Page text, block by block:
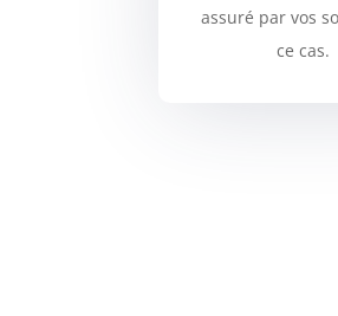
assuré par vos
ce cas.